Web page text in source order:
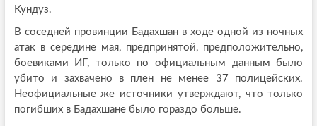
Кундуз.
В соседней провинции Бадахшан в ходе одной из ночных
атак в середине мая, предпринятой, предположительно,
боевиками ИГ, только по официальным данным было
убито и захвачено в плен не менее 37 полицейских.
Неофициальные же источники утверждают, что только
погибших в Бадахшане было гораздо больше.